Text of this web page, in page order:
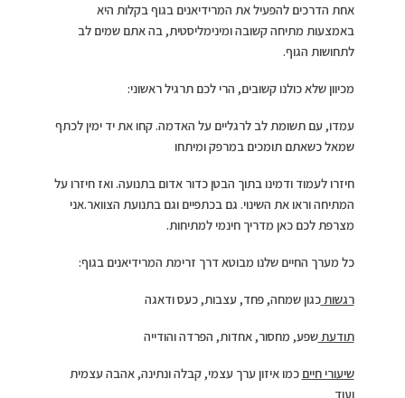
אחת הדרכים להפעיל את המרידיאנים בגוף בקלות היא
באמצעות מתיחה קשובה ומינימליסטית, בה אתם שמים לב
לתחושות הגוף.
מכיוון שלא כולנו קשובים, הרי לכם תרגיל ראשוני:
עמדו, עם תשומת לב לרגליים על האדמה. קחו את יד ימין לכתף
שמאל כשאתם תומכים במרפק ומיתחו
חיזרו לעמוד ודמינו בתוך הבטן כדור אדום בתנועה. ואז חיזרו על
המתיחה וראו את השינוי. גם בכתפיים וגם בתנועת הצוואר.אני
מצרפת לכם כאן מדריך חינמי למתיחות.
כל מערך החיים שלנו מבוטא דרך זרימת המרידיאנים בגוף:
רגשותכגון שמחה, פחד, עצבות, כעס ודאגה
תודעתשפע, מחסור, אחדות, הפרדה והודייה
שיעורי חיים כמו איזון ערך עצמי, קבלה ונתינה, אהבה עצמית
ועוד